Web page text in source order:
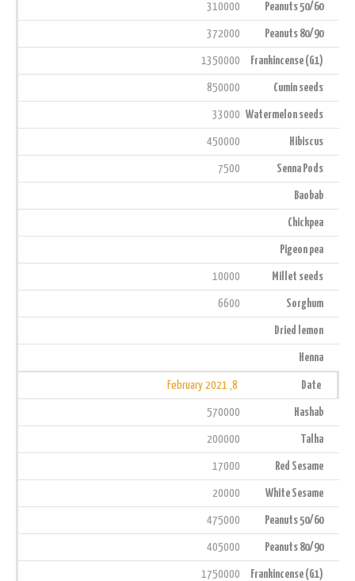
Peanuts 50/60
310000
Peanuts 80/90
372000
Frankincense (G1)
1350000
Cumin seeds
850000
Watermelon seeds
33000
Hibiscus
450000
Senna Pods
7500
Baobab
Chickpea
Pigeon pea
Millet seeds
10000
Sorghum
6600
Dried lemon
Henna
Date
8, February 2021
Hashab
570000
Talha
200000
Red Sesame
17000
White Sesame
20000
Peanuts 50/60
475000
Peanuts 80/90
405000
Frankincense (G1)
1750000